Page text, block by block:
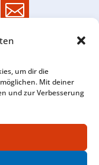
um dir die
Mit deiner
und zur Verbesserung
